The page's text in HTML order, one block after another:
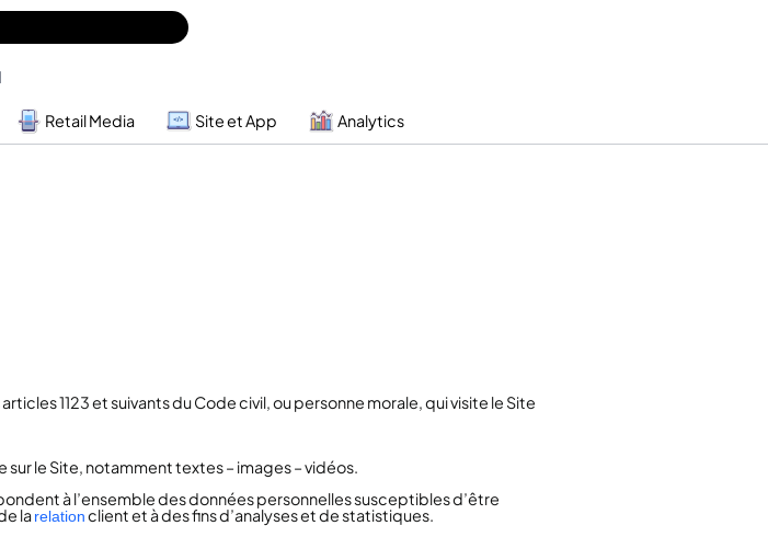
Retail Media Site et App Analytics
1123 et suivants du Code civil, ou personne morale, qui visite le Site
le Site, notamment textes – images – vidéos.
à l’ensemble des données personnelles susceptibles d’être
larelationclient et à des fins d’analyses et de statistiques.